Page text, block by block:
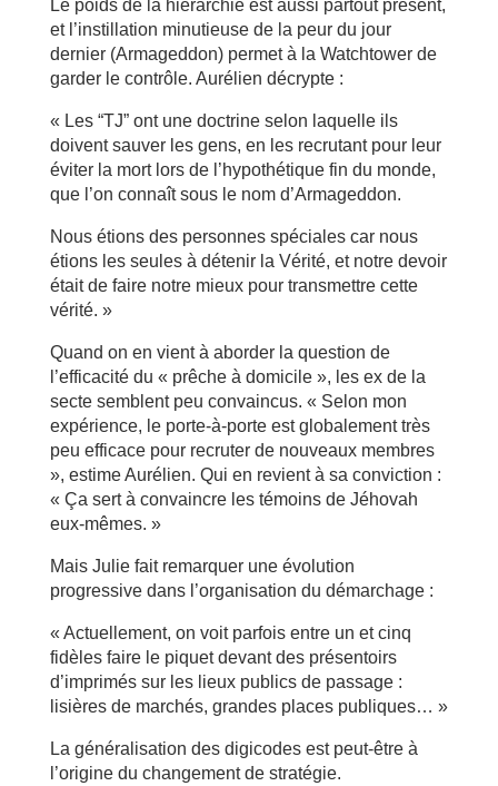
Le poids de la hiérarchie est aussi partout présent,
et l’instillation minutieuse de la peur du jour
dernier (Armageddon) permet à la Watchtower de
garder le contrôle. Aurélien décrypte :
« Les “TJ” ont une doctrine selon laquelle ils
doivent sauver les gens, en les recrutant pour leur
éviter la mort lors de l’hypothétique fin du monde,
que l’on connaît sous le nom d’Armageddon.
Nous étions des personnes spéciales car nous
étions les seules à détenir la Vérité, et notre devoir
était de faire notre mieux pour transmettre cette
vérité. »
Quand on en vient à aborder la question de
l’efficacité du « prêche à domicile », les ex de la
secte semblent peu convaincus. « Selon mon
expérience, le porte-à-porte est globalement très
peu efficace pour recruter de nouveaux membres
», estime Aurélien. Qui en revient à sa conviction :
« Ça sert à convaincre les témoins de Jéhovah
eux-mêmes. »
Mais Julie fait remarquer une évolution
progressive dans l’organisation du démarchage :
« Actuellement, on voit parfois entre un et cinq
fidèles faire le piquet devant des présentoirs
d’imprimés sur les lieux publics de passage :
lisières de marchés, grandes places publiques… »
La généralisation des digicodes est peut-être à
l’origine du changement de stratégie.